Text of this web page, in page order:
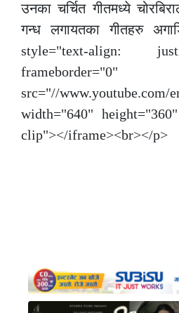
उनका चर्चित गीतमध्ये
गन्ध लगायतका गीतहरु
style="text-align:
frameborder="0"
src="//www.youtube.com/
width="640"
clip"></iframe><br></p>